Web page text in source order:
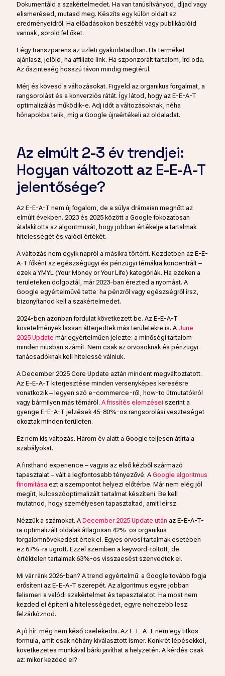
Dokumentáld a szakértelmedet. Ha van tanúsítványod, díjad vagy
elismerésed, mutasd meg. Készíts egy külön oldalt az
eredményeidről. Ha előadásokon beszéltél vagy publikációid
vannak, sorold fel őket.
Légy transzparens az üzleti gyakorlataidban. Ha terméket
ajánlasz, jelöld, ha affiliate link. Ha szponzorált tartalom, írd oda.
Az őszinteség hosszú távon mindig megtérül.
Mérj és kövesd a változásokat. Figyeld az organikus forgalmat, a
rangsorolást és a konverziós rátát. Így látod, hogy az E-E-A-T
optimalizálás működik-e. Adj időt a változásoknak, néha
hónapokba telik, míg a Google újraértékeli az oldaladat.
Az elmúlt 2-3 év trendjei:
Hogyan változott az E-E-A-T
jelentősége?
Az E-E-A-T nem új fogalom, de a súlya drámaian megnőtt az
elmúlt években. 2023 és 2025 között a Google fokozatosan
átalakította az algoritmusát, hogy jobban értékelje a tartalmak
hitelességét és valódi értékét.
A változás nem egyik napról a másikra történt. Kezdetben az E-E-
A-T főként az egészségügyi és pénzügyi témákra koncentrált –
ezek a YMYL (Your Money or Your Life) kategóriák. Ha ezeken a
területeken dolgoztál, már 2023-ban érezted a nyomást. A
Google egyértelművé tette: ha pénzről vagy egészségről írsz,
bizonyítanod kell a szakértelmedet.
2024-ben azonban fordulat következett be. Az E-E-A-T
követelmények lassan átterjedtek más területekre is. A June
2025 Update már egyértelműen jelezte: a minőségi tartalom
minden niusban számít. Nem csak az orvosoknak és pénzügyi
tanácsadóknak kell hitelessé válniuk.
A December 2025 Core Update aztán mindent megváltoztatott.
Az E-E-A-T kiterjesztése minden versenyképes keresésre
vonatkozik – legyen szó e-commerce-ről, how-to útmutatókról
vagy bármilyen más témáról. A frissítés elemzései szerint a
gyenge E-E-A-T jelzések 45-80%-os rangsorolási veszteséget
okoztak minden területen.
Ez nem kis változás. Három év alatt a Google teljesen átírta a
szabályokat.
A firsthand experience – vagyis az első kézből származó
tapasztalat – vált a legfontosabb tényezővé. A Google algoritmus
finomítása ezt a szempontot helyezi előtérbe. Már nem elég jól
megírt, kulcsszóoptimalizált tartalmat készíteni. Be kell
mutatnod, hogy személyesen tapasztaltad, amit leírsz.
Nézzük a számokat. A December 2025 Update után az E-E-A-T-
ra optimalizált oldalak átlagosan 42%-os organikus
forgalomnövekedést értek el. Egyes orvosi tartalmak esetében
ez 67%-ra ugrott. Ezzel szemben a keyword-töltött, de
értéktelen tartalmak 63%-os visszaesést szenvedtek el.
Mi vár ránk 2026-ban? A trend egyértelmű: a Google tovább fogja
erősíteni az E-E-A-T szerepét. Az algoritmus egyre jobban
felismeri a valódi szakértelmet és tapasztalatot. Ha most nem
kezded el építeni a hitelességedet, egyre nehezebb lesz
felzárkóznod.
A jó hír: még nem késő cselekedni. Az E-E-A-T nem egy titkos
formula, amit csak néhány kiválasztott ismer. Konkrét lépésekkel,
következetes munkával bárki javíthat a helyzetén. A kérdés csak
az: mikor kezded el?